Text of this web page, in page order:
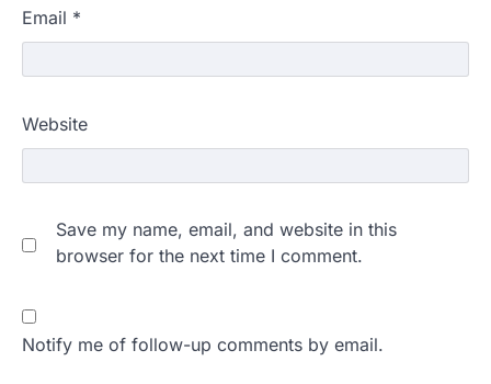
Email *
Website
Save my name, email, and website in this
browser for the next time I comment.
Notify me of follow-up comments by email.